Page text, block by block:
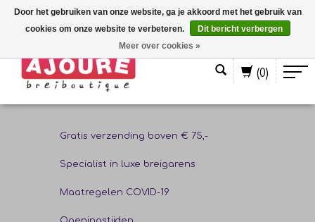
(0)
Gratis verzending boven € 75,-
Specialist in luxe breigarens
Maatregelen COVID-19
Door het gebruiken van onze website, ga je akkoord met het gebruik van
cookies om onze website te verbeteren.
Dit bericht verbergen
Meer over cookies »